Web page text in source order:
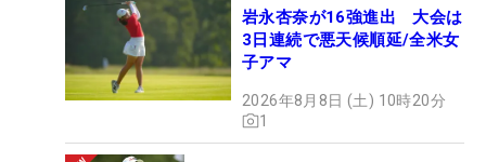
岩永杏奈が16強進出 大会は
3日連続で悪天候順延/全米女
子アマ
2026年8月8日 (土) 10時20分
1